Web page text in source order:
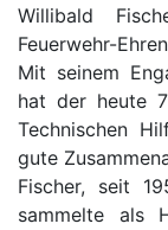
Willibald
Feuerwehr-
Mit seinem
hat der heute
Technischen
gute
Fischer, seit
sammelte als